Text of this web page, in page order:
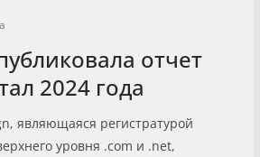
отчет
2024 года
являющаяся регистратурой
уровня .com и .net,